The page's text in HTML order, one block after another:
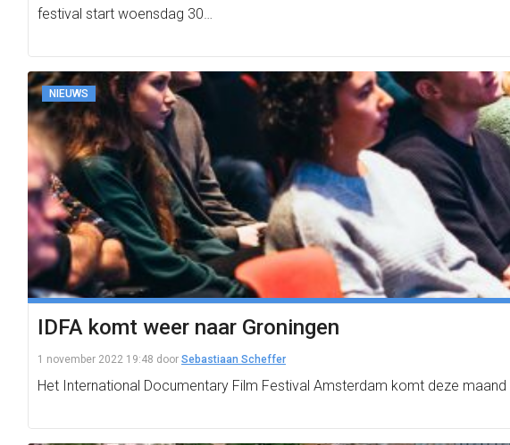
festival start woensdag 30…
NIEUWS
IDFA komt weer naar Groningen
1 november 2022 19:48 door Sebastiaan Scheffer
Het International Documentary Film Festival Amsterdam komt deze